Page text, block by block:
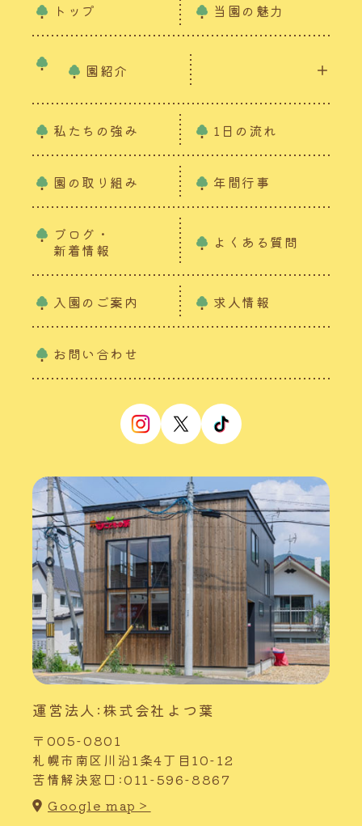
トップ 当園の魅力
園紹介
私たちの強み 1日の流れ
園の取り組み 年間行事
ブログ・
新着情報
よくある質問
入園のご案内 求人情報
お問い合わせ
運営法人:株式会社よつ葉
〒005-0801
札幌市南区川沿1条4丁目10-12
苦情解決窓口:011-596-8867
Google map＞